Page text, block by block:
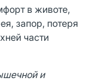
в животе,
запор, потеря
части
и